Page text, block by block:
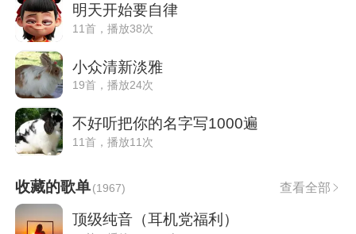
明天开始要自律
11首，播放38次
小众清新淡雅
19首，播放24次
不好听把你的名字写1000遍
11首，播放11次
收藏的歌单(1967) 查看全部
顶级纯音（耳机党福利）